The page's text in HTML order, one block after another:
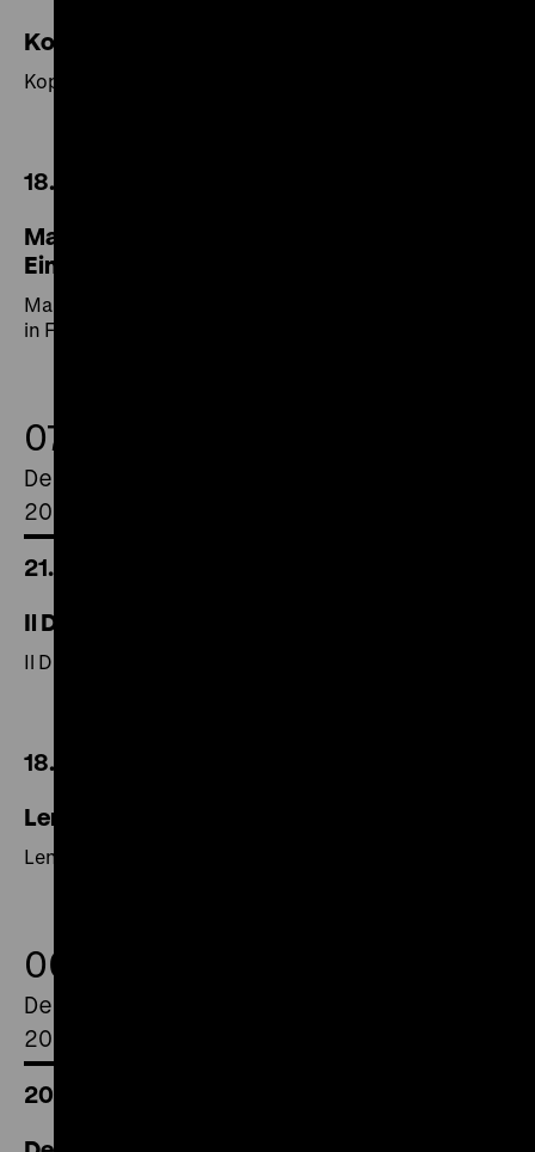
Kopfstand, Madam!
Kopfstand, Madam!
18.30 Uhr
Maniac / Der Traum / It's a Wonderful Life /
Einzelhaft in Fuhlsbüttel
Maniac / Der Traum / It's a Wonderful Life / Einzelhaft
in Fuhlsbüttel
07.
December
2018
21.00 Uhr
Il Diavolo – Mein venezianischer Freund
Il Diavolo – Mein venezianischer Freund
18.00 Uhr
Lena Rais
Lena Rais
06.
December
2018
20.00 Uhr